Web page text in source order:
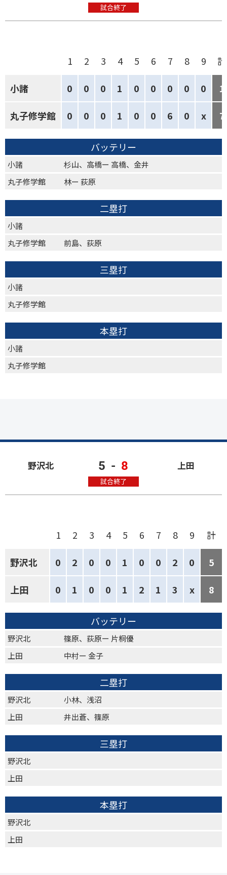
試合終了
1 2 3 4 5 6 7 8 9 計
小諸 0 0 0 1 0 0 0 0 0 1
丸子修学館 0 0 0 1 0 0 6 0 x 7
バッテリー
小諸
杉山、高橋ー 高橋、金井
丸子修学館
林ー 荻原
二塁打
小諸
丸子修学館
前島、荻原
三塁打
小諸
丸子修学館
本塁打
小諸
丸子修学館
野沢北 5 - 8
試合終了
上田
1 2 3 4 5 6 7 8 9 計
野沢北 0 2 0 0 1 0 0 2 0 5
上田 0 1 0 0 1 2 1 3 x 8
バッテリー
野沢北
篠原、荻原ー 片桐優
上田
中村ー 金子
二塁打
野沢北
小林、浅沼
上田
井出蒼、篠原
三塁打
野沢北
上田
本塁打
野沢北
上田